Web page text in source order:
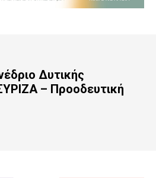
Δυτικής
– Προοδευτική